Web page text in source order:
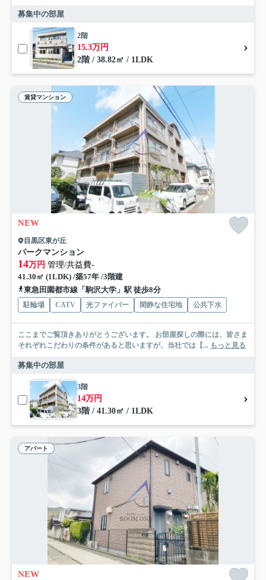
募集中の部屋
2階
15.3万円
2階 / 38.82㎡ / 1LDK
賃貸マンション
NEW
目黒区東が丘
パークマンション
14万円 管理/共益費-
41.30㎡ (1LDK) /築57年 /3階建
東急田園都市線「駒沢大学」駅 徒歩8分
駐輪場 CATV 光ファイバー 閑静な住宅地 公共下水
ここまでご覧頂きありがとうございます。 お部屋探しの際には、皆さま
それぞれこだわりの条件があると思いますが、当社では【... もっと見る
募集中の部屋
3階
14万円
3階 / 41.30㎡ / 1LDK
アパート
NEW